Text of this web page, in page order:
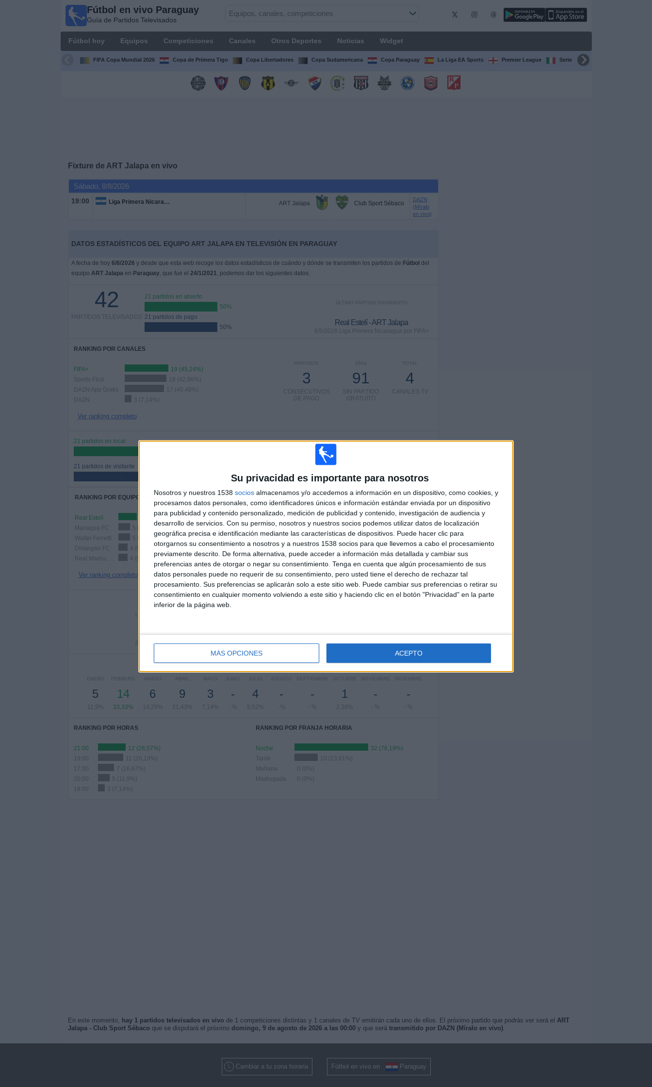
Su privacidad es importante para nosotros
Nosotros y nuestros 1538 socios almacenamos y/o accedemos a información en un dispositivo, como cookies, y
procesamos datos personales, como identificadores únicos e información estándar enviada por un dispositivo
para publicidad y contenido personalizado, medición de publicidad y contenido, investigación de audiencia y
desarrollo de servicios. Con su permiso, nosotros y nuestros socios podemos utilizar datos de localización
geográfica precisa e identificación mediante las características de dispositivos. Puede hacer clic para
otorgarnos su consentimiento a nosotros y a nuestros 1538 socios para que llevemos a cabo el procesamiento
previamente descrito. De forma alternativa, puede acceder a información más detallada y cambiar sus
preferencias antes de otorgar o negar su consentimiento. Tenga en cuenta que algún procesamiento de sus
datos personales puede no requerir de su consentimiento, pero usted tiene el derecho de rechazar tal
procesamiento. Sus preferencias se aplicarán solo a este sitio web. Puede cambiar sus preferencias o retirar su
consentimiento en cualquier momento volviendo a este sitio y haciendo clic en el botón "Privacidad" en la parte
inferior de la página web.
MÁS OPCIONES ACEPTO
Fútbol en vivo Paraguay
Guía de Partidos Televisados
Fútbol hoy Equipos Competiciones Canales Otros Deportes Noticias Widget
FIFA Copa Mundial 2026 Copa de Primera Tigo Copa Libertadores Copa Sudamericana Copa Paraguay La Liga EA Sports Premier League Serie A Italiana
Fixture de ART Jalapaen vivo
Sábado, 8/8/2026
19:00 Liga Primera Nicaragua ART Jalapa Club Sport Sébaco
DAZN
(Míralo
en vivo)
DATOS ESTADÍSTICOS DEL EQUIPO ART JALAPA EN TELEVISIÓN EN PARAGUAY
A fecha de hoy 6/8/2026 y desde que esta web recoge los datos estadísticos de cuándo y dónde se transmiten los partidos de Fútbol del
equipo ART Jalapaen Paraguay, que fue el 24/1/2021, podemos dar los siguientes datos:
42
PARTIDOS TELEVISADOS
21 partidos en abierto
50%
21 partidos de pago
50%
ÚLTIMO PARTIDO EN ABIERTO
Real Estelí - ART Jalapa
6/5/2026 Liga Primera Nicaragua por FIFA+
RANKING POR CANALES
FIFA+
19 (45,24%)
Sports Flick
18 (42,86%)
DAZN App Gratis
17 (40,48%)
DAZN
3 (7,14%)
Ver ranking completo
TOTAL
4
CANALES TV
DÍAS
91
SIN PARTIDO
GRATUÍTO
PARTIDOS
3
CONSECUTIVOS
DE PAGO
21 partidos en local
21 partidos de visitante
RIVALES
TOTAL
1
COMPETICIONES
RANKING POR EQUIPOS
Real Estelí
8 (19,05%)
Managua FC
5 (11,9%)
Walter Ferretti
5 (11,9%)
Diriangén FC
4 (9,52%)
4 (9,52%)
Ver ranking completo
RANKING POR COMPETICIONES
42 (100%)
Ver ranking completo
Nº DE PARTIDOS POR DÍA DE LA SEMANA
2,38% - % 26,19% 14,29% - % 30,95% 26,19%
Nº DE PARTIDOS POR MES
ENERO
5
11,9%
FEBRERO
14
33,33%
MARZO
6
14,29%
ABRIL
9
21,43%
MAYO
3
7,14%
JUNIO
-
- %
JULIO
4
9,52%
AGOSTO
-
- %
SEPTIEMBRE
-
- %
OCTUBRE
1
2,38%
NOVIEMBRE
-
- %
DICIEMBRE
-
- %
RANKING POR HORAS
21:00
12 (28,57%)
19:00
11 (26,19%)
17:00
7 (16,67%)
20:00
5 (11,9%)
18:00
3 (7,14%)
RANKING POR FRANJA HORARIA
Noche
32 (76,19%)
Tarde
10 (23,81%)
Mañana
0 (0%)
Madrugada
0 (0%)
En este momento, hay 1 partidos televisados en vivo de 1 competiciones distintas y 1 canales de TV emitirán cada uno de ellos. El próximo partido que podrás ver será el ART
Jalapa - Club Sport Sébaco que se disputará el próximo domingo, 9 de agosto de 2026 a las 00:00y que será transmitido por DAZN (Míralo en vivo).
Cambiar a tu zona horaria Fútbol en vivo en Paraguay
Paraguay